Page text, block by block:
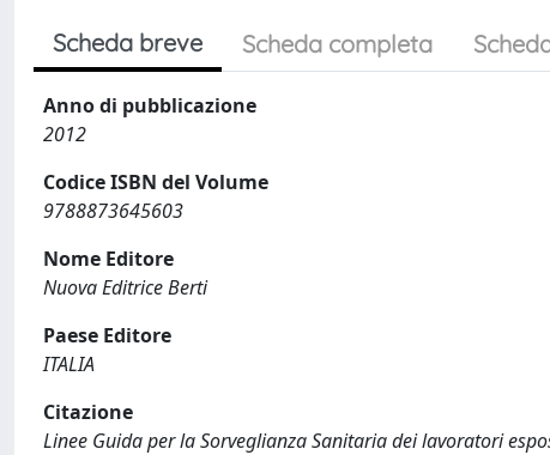
Scheda breve Scheda completa
Anno di pubblicazione
2012
Codice ISBN del Volume
9788873645603
Nome Editore
Nuova Editrice Berti
Paese Editore
ITALIA
Citazione
Linee Guida per la Sorveglianza Sanitaria dei lavoratori